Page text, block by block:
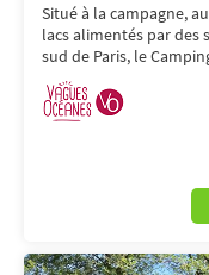
Situé à la campagne,
lacs alimentés par des
sud de Paris, le